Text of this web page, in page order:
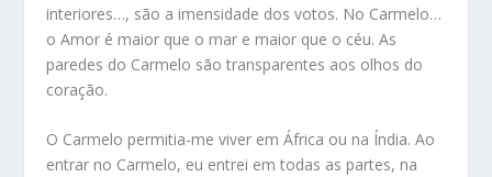
interiores…, são a imensidade dos votos. No Carmelo…
o Amor é maior que o mar e maior que o céu. As
paredes do Carmelo são transparentes aos olhos do
coração.
O Carmelo permitia-me viver em África ou na Índia. Ao
entrar no Carmelo, eu entrei em todas as partes, na